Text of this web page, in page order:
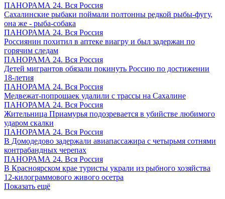
ПАНОРАМА 24. Вся Россия
Сахалинские рыбаки поймали полтонны редкой рыбы-фугу,
она же - рыба-собака
ПАНОРАМА 24. Вся Россия
Россиянин похитил в аптеке виагру и был задержан по
горячим следам
ПАНОРАМА 24. Вся Россия
Детей мигрантов обязали покинуть Россию по достижении
18-летия
ПАНОРАМА 24. Вся Россия
Медвежат-попрошаек удалили с трассы на Сахалине
ПАНОРАМА 24. Вся Россия
Жительница Приамурья подозревается в убийстве любимого
ударом скалки
ПАНОРАМА 24. Вся Россия
В Домодедово задержали авиапассажира с четырьмя сотнями
контрабандных черепах
ПАНОРАМА 24. Вся Россия
В Красноярском крае туристы украли из рыбного хозяйства
12-килограммового живого осетра
Показать ещё